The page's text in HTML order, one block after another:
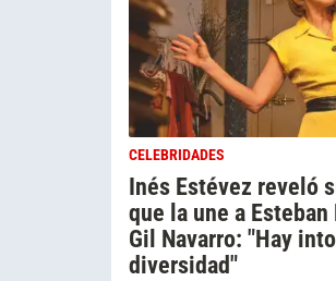
CELEBRIDADES
Inés Estévez reveló
que la une a
Gil Navarro: "Hay
diversidad"